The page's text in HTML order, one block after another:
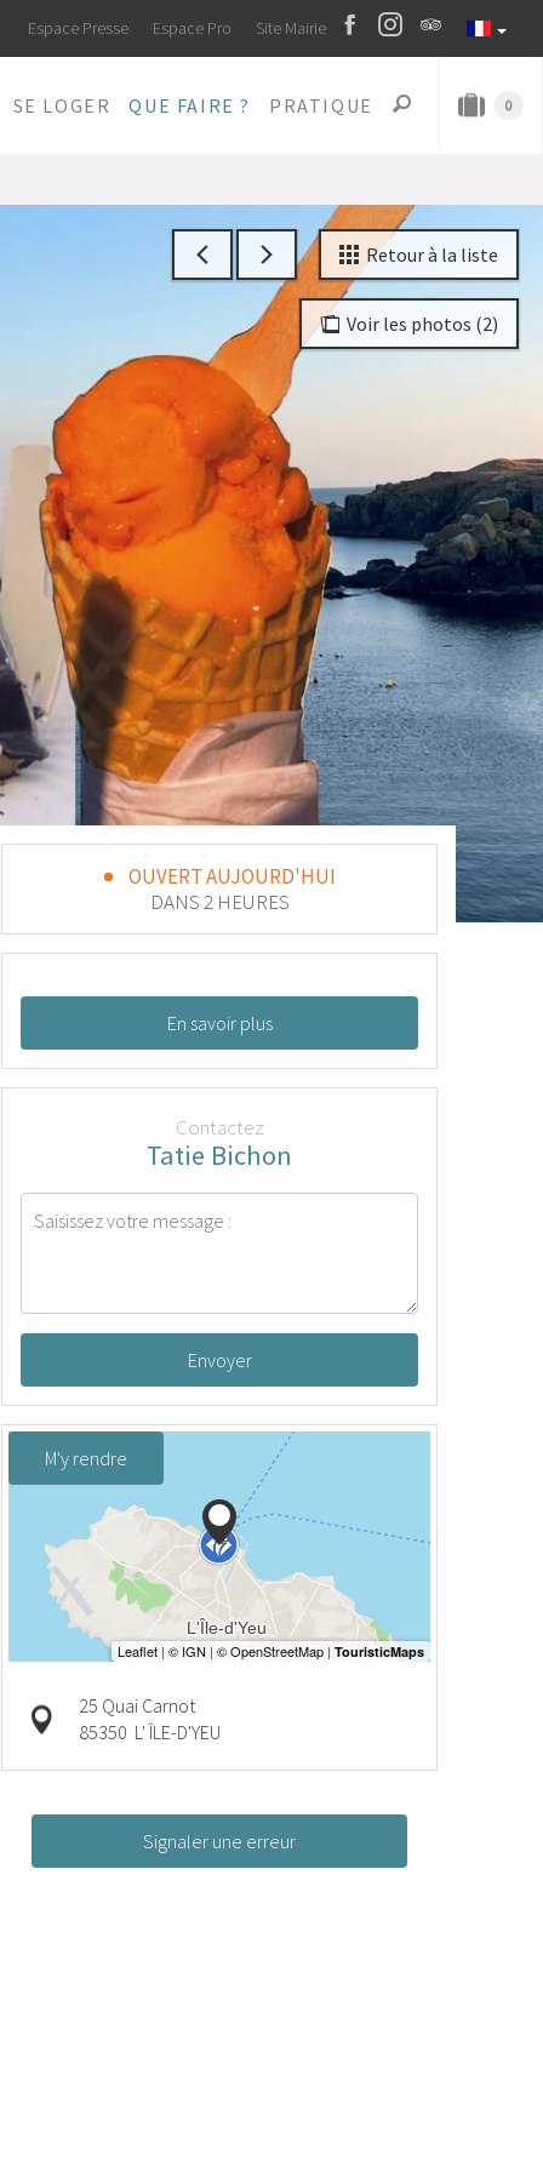
Espace Presse Espace Pro Site Mairie
SE LOGER QUE FAIRE ? PRATIQUE 0
Voir les photos (2)
Retour à la liste
OUVERT AUJOURD'HUI
DANS 2 HEURES
En savoir plus
Contactez
Tatie Bichon
Envoyer
M'y rendre
25 Quai Carnot
85350 L' ÎLE-D'YEU
Signaler une erreur